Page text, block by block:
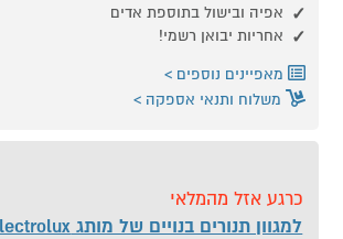
אפיה ובישול בתוספת אדים
אחריות יבואן רשמי!
מאפיינים נוספים
משלוח ותנאי אספקה
כרגע אזל מהמלאי
למגוון תנורים בנויים של מותג Electrolux